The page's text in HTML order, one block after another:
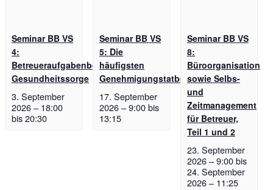
Seminar BB VS
4:
Betreueraufgabenbereich
Gesundheitssorge
3. September
2026 – 18:00
bis20:30
Seminar BB VS
5: Die
häufigsten
Genehmigungstatbestände
17. September
2026 – 9:00bis
13:15
Seminar BB VS
8:
Büroorganisation
sowie Selbs-
und
Zeitmanagement
für Betreuer,
Teil 1 und 2
23. September
2026 – 9:00bis
24. September
2026 – 11:25